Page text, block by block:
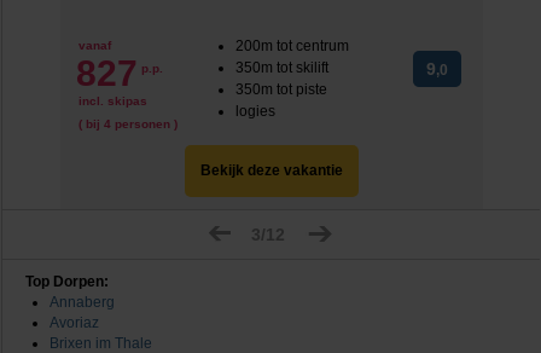
vanaf
827 p.p.
incl. skipas
( bij 4 personen )
200m tot centrum
350m tot skilift
350m tot piste
logies
9,0
Bekijk deze vakantie
3/12
Top Dorpen:
Annaberg
Avoriaz
Brixen im Thale